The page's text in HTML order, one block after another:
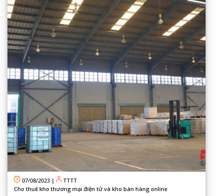
07/08/2023 |
TTTT
Cho thuê kho thương mại điện tử và kho bán hàng online